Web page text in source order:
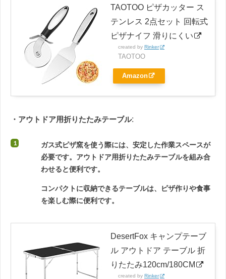
TAOTOO ピザカッター ス
テンレス 2点セット 回転式
ピザナイフ 滑りにくい
created by Rinker
TAOTOO
Amazon
・アウトドア用折りたたみテーブル:
ガス式ピザ窯を使う際には、安定した作業スペースが
必要です。アウトドア用折りたたみテーブルを組み合
わせると便利です。
コンパクトに収納できるテーブルは、ピザ作りや食事
を楽しむ際に便利です。
DesertFox キャンプテーブ
ル アウトドア テーブル 折
りたたみ120cm/180CM
created by Rinker